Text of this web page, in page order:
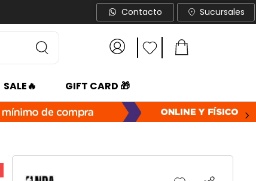
Contacto Sucursales
SALE🔥 GIFT CARD 🎁